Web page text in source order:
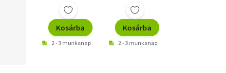
Kosárba
2 - 3 munkanap
Kosárba
2 - 3 munkanap